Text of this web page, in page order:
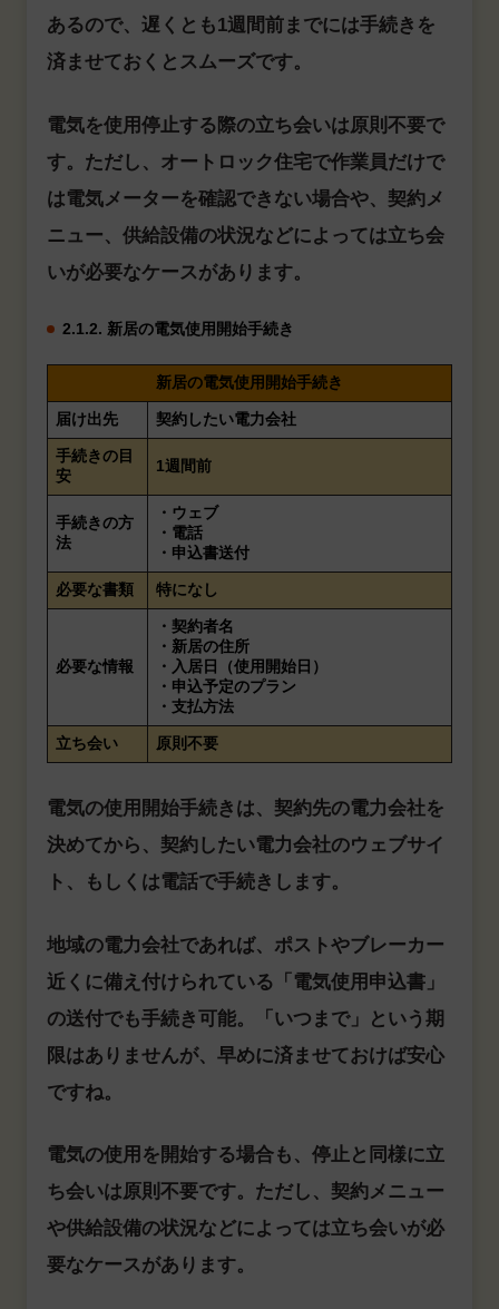
あるので、遅くとも1週間前までには手続きを
済ませておくとスムーズです。
電気を使用停止する際の立ち会いは原則不要で
す。ただし、オートロック住宅で作業員だけで
は電気メーターを確認できない場合や、契約メ
ニュー、供給設備の状況などによっては立ち会
いが必要なケースがあります。
2.1.2. 新居の電気使用開始手続き
新居の電気使用開始手続き
届け出先 契約したい電力会社
手続きの目
安
1週間前
手続きの方
法
・ウェブ
・電話
・申込書送付
必要な書類 特になし
必要な情報
・契約者名
・新居の住所
・入居日（使用開始日）
・申込予定のプラン
・支払方法
立ち会い 原則不要
電気の使用開始手続きは、契約先の電力会社を
決めてから、契約したい電力会社のウェブサイ
ト、もしくは電話で手続きします。
地域の電力会社であれば、ポストやブレーカー
近くに備え付けられている「電気使用申込書」
の送付でも手続き可能。「いつまで」という期
限はありませんが、早めに済ませておけば安心
ですね。
電気の使用を開始する場合も、停止と同様に立
ち会いは原則不要です。ただし、契約メニュー
や供給設備の状況などによっては立ち会いが必
要なケースがあります。